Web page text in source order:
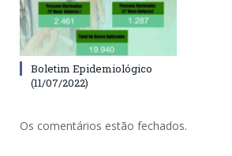
Boletim Epidemiológico
(11/07/2022)
Os comentários estão fechados.